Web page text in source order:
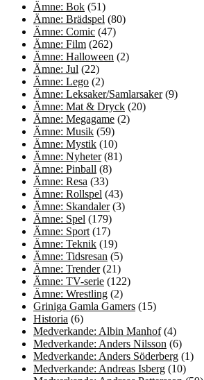
Ämne: Bok (51)
Ämne: Brädspel (80)
Ämne: Comic (47)
Ämne: Film (262)
Ämne: Halloween (2)
Ämne: Jul (22)
Ämne: Lego (2)
Ämne: Leksaker/Samlarsaker(9)
Ämne: Mat & Dryck (20)
Ämne: Megagame (2)
Ämne: Musik (59)
Ämne: Mystik (10)
Ämne: Nyheter(81)
Ämne: Pinball (8)
Ämne: Resa (33)
Ämne: Rollspel (43)
Ämne: Skandaler(3)
Ämne: Spel (179)
Ämne: Sport (17)
Ämne: Teknik (19)
Ämne: Tidsresan (5)
Ämne: Trender(21)
Ämne: TV-serie (122)
Ämne: Wrestling (2)
Griniga Gamla Gamers (15)
Historia (6)
Medverkande: Albin Manhof(4)
Medverkande: Anders Nilsson (6)
Medverkande: Anders Söderberg (1)
Medverkande: Andreas Isberg (10)